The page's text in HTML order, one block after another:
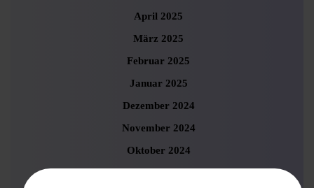
April 2025
März 2025
Februar 2025
Januar 2025
Dezember 2024
November 2024
Oktober 2024
September 2024